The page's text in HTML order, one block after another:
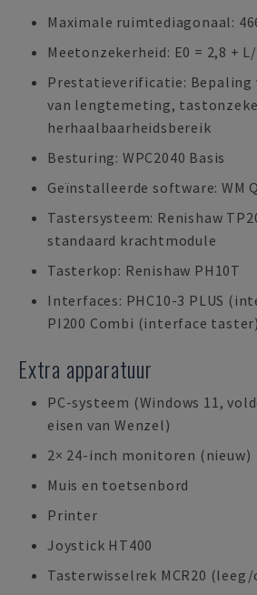
Maximale ruimtediagonaal:
Meetonzekerheid: E0 = 2,8 +
Prestatieverificatie: Bepaling
van lengtemeting,
herhaalbaarheidsbereik
Besturing: WPC2040 Basis
Geïnstalleerde software: WM
Tastersysteem: Renishaw
standaard krachtmodule
Tasterkop: Renishaw PH10T
Interfaces: PHC10-3 PLUS
PI200 Combi (interface taster)
Extra apparatuur
PC-systeem (Windows 11,
eisen van Wenzel)
2× 24-inch monitoren (nieuw)
Muis en toetsenbord
Printer
Joystick HT400
Tasterwisselrek MCR20